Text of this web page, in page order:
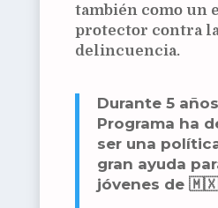
también como un
protector contra
delincuencia.
Durante 5
Programa ha
ser una
gran ayuda
jóvenes de